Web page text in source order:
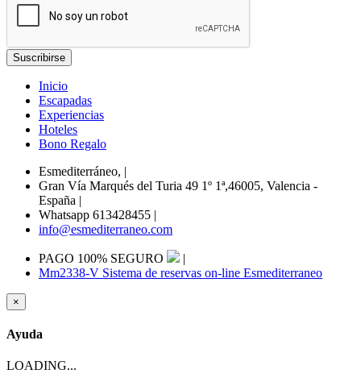
Inicio
Escapadas
Experiencias
Hoteles
Bono Regalo
Esmediterráneo, |
Gran Vía Marqués del Turia 49 1º 1ª,46005, Valencia -
España |
Whatsapp 613428455 |
info@esmediterraneo.com
PAGO 100% SEGURO
|
Mm2338-V Sistema de reservas on-line Esmediterraneo
×
Ayuda
LOADING...